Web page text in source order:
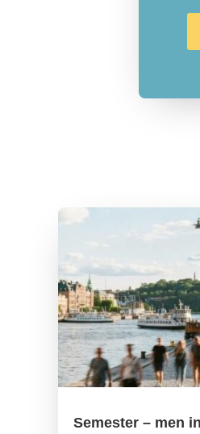
Semester – men